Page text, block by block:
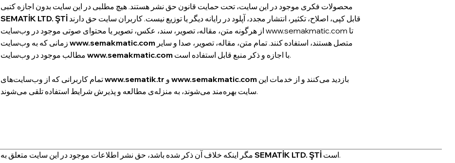
محصولات فکری موجود در این سایت، تحت حمایت قانون حق نشر هستند. هیچ مطلبی در این سایت بدون اجازه کتبی
SEMATİK LTD. ŞTİ
از هرگونه متن، مقاله، تصویر، سند، عکس، تصویر یا محتوای صوتی موجود در وب‌سایتwww.semakmatic.com
زمانی که به وب‌سایتwww.semakmatic.com
مطالب موجود در وب‌سایتwww.semakmatic.com با اجازه و ذکر منبع قابل استفاده است.
تمام کاربرانی که از وب‌سایت‌هایwww.sematik.tr وwww.semakmatic.com
سایت بهره‌مند می‌شوند، به منزله‌ی مطالعه و پذیرش شرایط استفاده تلقی می‌شوند.
مگر اینکه خلاف آن ذکر شده باشد، حق نشر اطلاعات موجود در این سایت متعلق بهSEMATİK LTD. ŞTİ است.